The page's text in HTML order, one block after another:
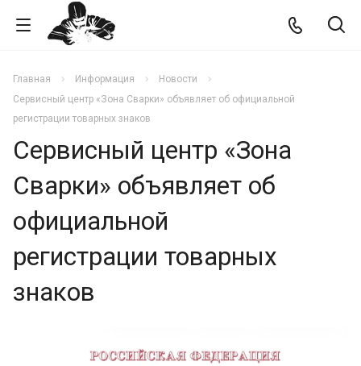
Главная Информация
Новости
Сервисный центр «Зона Сварки» объявляет об официальной
регистрации товарных знаков
Сервисный центр «Зона
Сварки» объявляет об
официальной
регистрации товарных
знаков